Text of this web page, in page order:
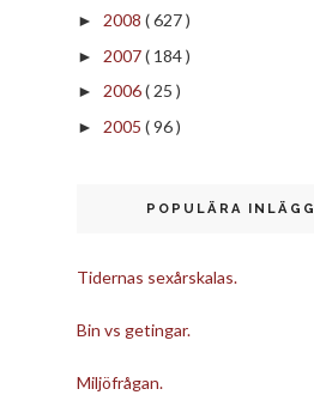
► 2008 ( 627 )
► 2007( 184 )
► 2006( 25 )
► 2005 ( 96 )
POPULÄRA INLÄGG
Tidernas sexårskalas.
Bin vs getingar.
Miljöfrågan.